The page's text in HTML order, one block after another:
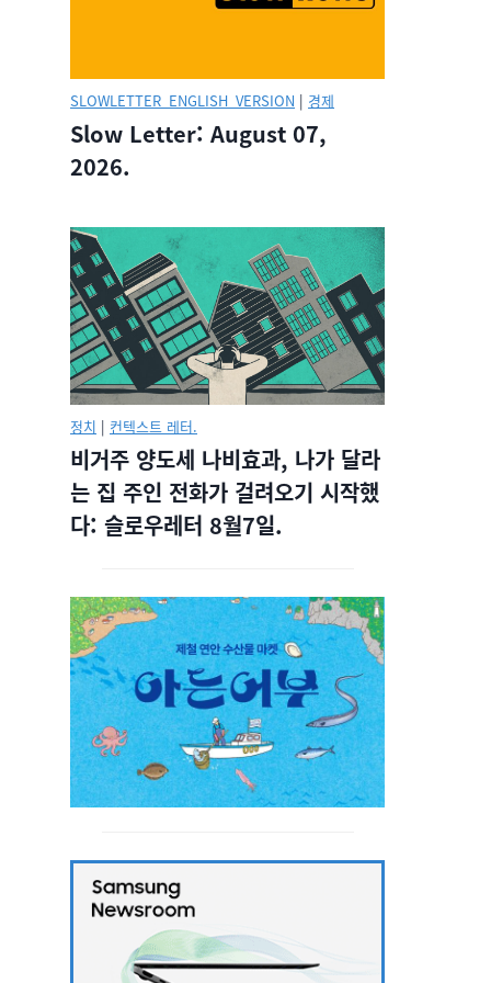
SLOWLETTER_ENGLISH_VERSION | 경제
Slow Letter: August 07,
2026.
정치 | 컨텍스트 레터.
비거주 양도세 나비효과, 나가 달라
는 집 주인 전화가 걸려오기 시작했
다: 슬로우레터 8월7일.